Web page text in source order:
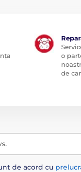
o
de
de acord cu